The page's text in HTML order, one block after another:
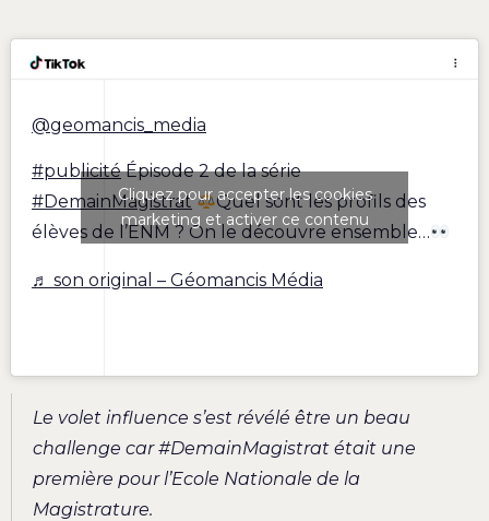
@geomancis_media
#publicitéÉpisode 2 de la série
#DemainMagistrat
Quel sont les profils des
élèves de l’ENM ? On le découvre ensemble…
♬ son original – Géomancis Média
Cliquez pour accepter les cookies
marketing et activer ce contenu
Le volet influence s’est révélé être un beau
challenge car #DemainMagistrat était une
première pour l’Ecole Nationale de la
Magistrature.